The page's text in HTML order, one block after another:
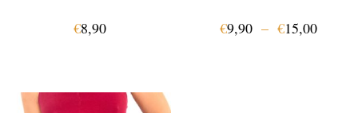
€8,90 €9,90 – €15,00